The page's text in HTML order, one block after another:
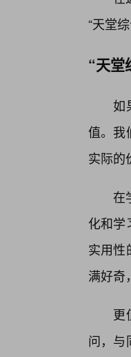
“天堂
“天堂
如
值。我
实际的
在
化和学
实用性
满好奇
更
问，与